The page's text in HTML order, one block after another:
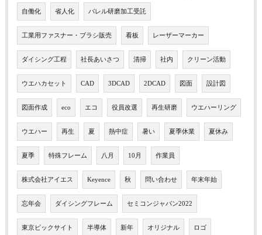
自働化 省人化 バレル研磨加工受託
工業用ファスナー・ブラシ販売 看板 レーザーマーカー
ダイシング工程 社長あいさつ 清掃 社内 クリーン活動
ウエハカセット CAD 3DCAD 2DCAD 図面 設計図
図面作成 eco エコ 役員改選 再生研磨 ウエハーリング
ウエハー 再生 夏 熱中症 暑い 夏季休業 夏休み
夏季 特殊フレーム 八月 10月 作業員
株式会社アイエス Keyence 秋 問い合わせ 年末年始
忘年会 ダイシングフレーム セミコンジャパン2022
東京ビックサイト 半導体 新年 オリジナル ロゴ